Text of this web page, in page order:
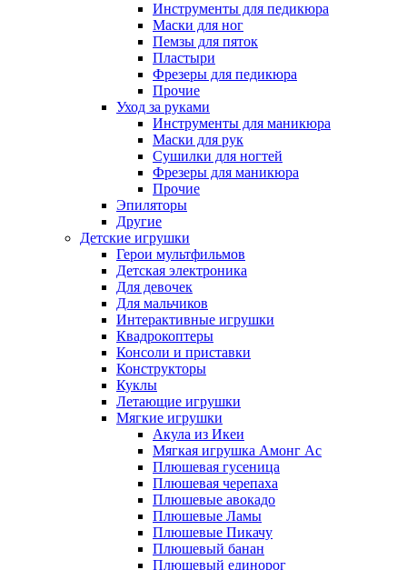
Инструменты для педикюра
Маски для ног
Пемзы для пяток
Пластыри
Фрезеры для педикюра
Прочие
Уход за руками
Инструменты для маникюра
Маски для рук
Сушилки для ногтей
Фрезеры для маникюра
Прочие
Эпиляторы
Другие
Детские игрушки
Герои мультфильмов
Детская электроника
Для девочек
Для мальчиков
Интерактивные игрушки
Квадрокоптеры
Консоли и приставки
Конструкторы
Куклы
Летающие игрушки
Мягкие игрушки
Акула из Икеи
Мягкая игрушка Амонг Ас
Плюшевая гусеница
Плюшевая черепаха
Плюшевые авокадо
Плюшевые Ламы
Плюшевые Пикачу
Плюшевый банан
Плюшевый единорог